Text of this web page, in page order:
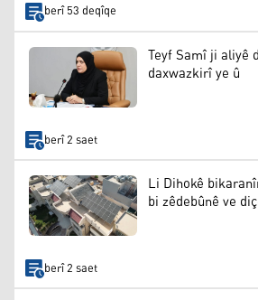
berî 53 deqîqe
Teyf Samî ji aliyê
daxwazkirî ye û
berî 2 saet
Li Dihokê
bi zêdebûnê ve
berî 2 saet